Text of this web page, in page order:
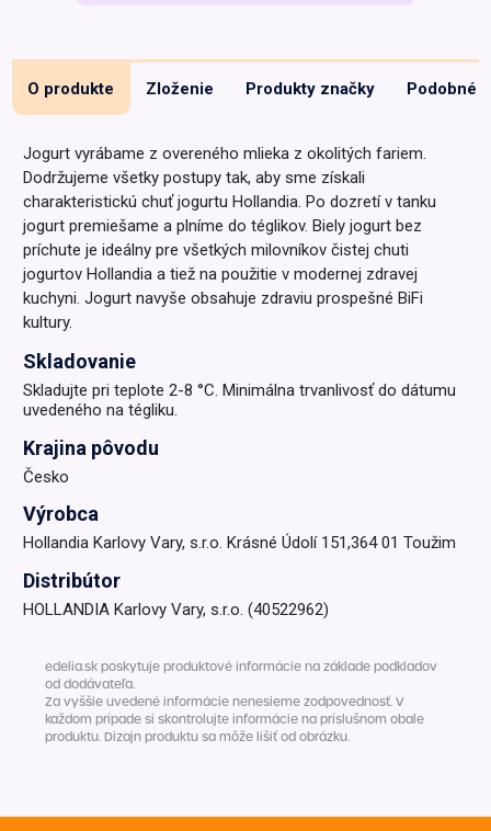
O produkte Zloženie Produkty značky Podobné
Jogurt vyrábame z overeného mlieka z okolitých fariem.
Dodržujeme všetky postupy tak, aby sme získali
charakteristickú chuť jogurtu Hollandia. Po dozretí v tanku
jogurt premiešame a plníme do téglikov. Biely jogurt bez
príchute je ideálny pre všetkých milovníkov čistej chuti
jogurtov Hollandia a tiež na použitie v modernej zdravej
kuchyni. Jogurt navyše obsahuje zdraviu prospešné BiFi
kultury.
Skladovanie
Skladujte pri teplote 2-8 °C. Minimálna trvanlivosť do dátumu
uvedeného na tégliku.
Krajina pôvodu
Česko
Výrobca
Hollandia Karlovy Vary, s.r.o. Krásné Údolí 151,364 01 Toužim
Distribútor
HOLLANDIA Karlovy Vary, s.r.o. (40522962)
edelia.sk poskytuje produktové informácie na základe podkladov
od dodávateľa.
Za vyššie uvedené informácie nenesieme zodpovednosť. V
každom prípade si skontrolujte informácie na príslušnom obale
produktu. Dizajn produktu sa môže líšiť od obrázku.